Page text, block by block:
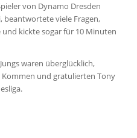
von Dynamo Dresden
beantwortete viele Fragen,
kickte sogar für 10 Minuten
waren überglücklich,
und gratulierten Tony